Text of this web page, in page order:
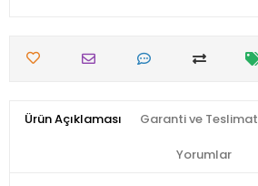
Ürün Açıklaması Garanti ve Teslimat
Yorumlar